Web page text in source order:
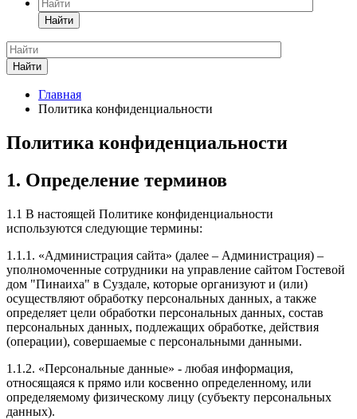
Найти
Найти
Главная
Политика конфиденциальности
Политика конфиденциальности
1. Определение терминов
1.1 В настоящей Политике конфиденциальности
используются следующие термины:
1.1.1. «Администрация сайта» (далее – Администрация) –
уполномоченные сотрудники на управление сайтом Гостевой
дом "Пинаиха" в Суздале, которые организуют и (или)
осуществляют обработку персональных данных, а также
определяет цели обработки персональных данных, состав
персональных данных, подлежащих обработке, действия
(операции), совершаемые с персональными данными.
1.1.2. «Персональные данные» - любая информация,
относящаяся к прямо или косвенно определенному, или
определяемому физическому лицу (субъекту персональных
данных).